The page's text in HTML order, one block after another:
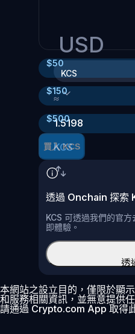
USD
KCS
≈
1.5198
KCS
$50
$150
$500
買入 KCS
透過 Onchain 探索
KCS 可透過我們的官
即體驗。
透
本網站之設立目的，僅限於顯
和服務相關資訊，並無意提供
請通過 Crypto.com App 取得